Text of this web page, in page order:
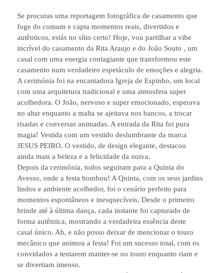
Se procuras uma reportagem fotográfica de casamento que
foge do comum e capta momentos reais, divertidos e
autênticos, estás no sítio certo! Hoje, vou partilhar a vibe
incrível do casamento da Rita Araujo e do João Souto , um
casal com uma energia contagiante que transformou este
casamento num verdadeiro espetáculo de emoções e alegria.
A cerimónia foi na encantadora Igreja de Espinho, um local
com uma arquitetura tradicional e uma atmosfera super
acolhedora. O João, nervoso e super emocionado, esperava
no altar enquanto a malta se ajeitava nos bancos, a trocar
risadas e conversas animadas. A entrada da Rita foi pura
magia! Vestida com um vestido deslumbrante da marca
JESUS PEIRO. O vestido, de design elegante, destacou
ainda mais a beleza e a felicidade da noiva.
Depois da cerimónia, todos seguiram para a Quinta do
Avesso, onde a festa bombou! A Quinta, com os seus jardins
lindos e ambiente acolhedor, foi o cenário perfeito para
momentos espontâneos e inesquecíveis. Desde o primeiro
brinde até à última dança, cada instante foi capturado de
forma autêntica, mostrando a verdadeira essência deste
casal único. Ah, e não posso deixar de mencionar o touro
mecânico que animou a festa! Foi um sucesso total, com os
convidados a tentarem manter-se no touro enquanto riam e
se divertiam imenso.